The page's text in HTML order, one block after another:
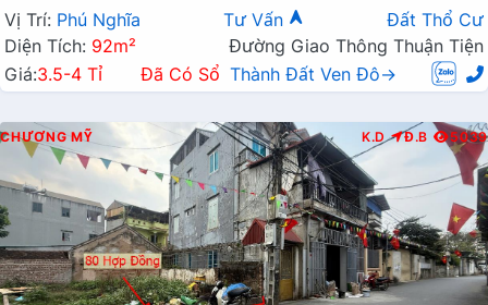
Vị Trí: Phú Nghĩa Tư Vấn
Đất Thổ Cư
Diện Tích: 92m²
Đường Giao Thông Thuận Tiện
Giá:3.5-4 Tỉ Đã Có Sổ Thành Đất Ven Đô→
CHƯƠNG MỸ K.D Đ.B 5039